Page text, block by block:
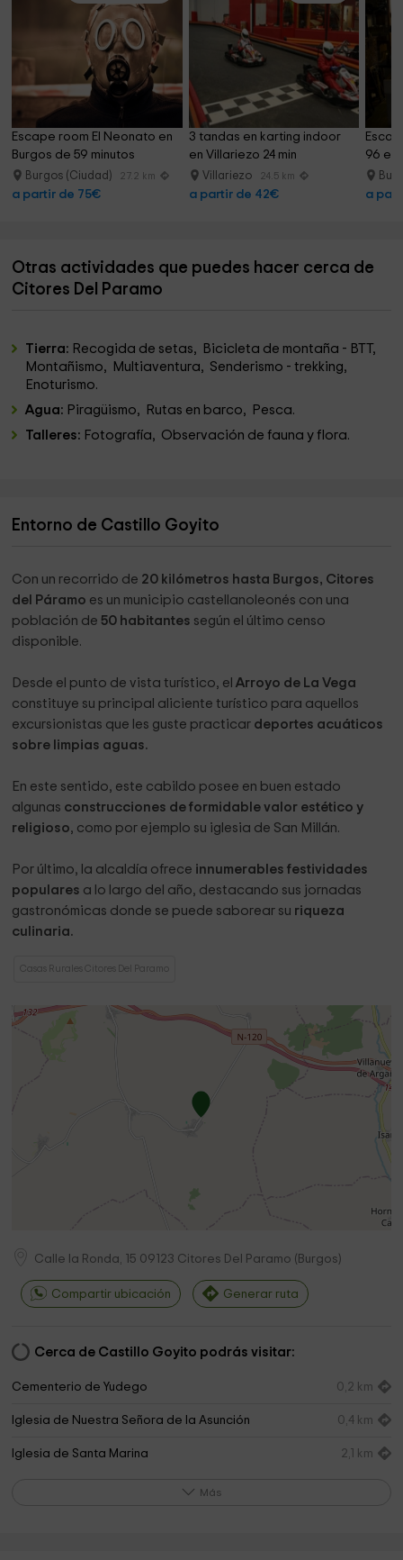
Escape room El Neonato en
Burgos de 59 minutos
Burgos (Ciudad) 27.2 km
a partir de 75€
3 tandas en karting indoor
en Villariezo 24 min
Villariezo 24.5 km
a partir de 42€
96 en
a
Otras actividades que puedes hacer cerca de
Citores Del Paramo
Tierra: Recogida de setas, Bicicleta de montaña - BTT,
Montañismo, Multiaventura, Senderismo - trekking,
Enoturismo.
Agua: Piragüismo, Rutas en barco, Pesca.
Talleres: Fotografía, Observación de fauna y flora.
Entorno de Castillo Goyito
Con un recorrido de 20 kilómetros hasta Burgos, Citores
del Páramo es un municipio castellanoleonés con una
población de 50 habitantes según el último censo
disponible.
Desde el punto de vista turístico, el Arroyo de La Vega
constituye su principal aliciente turístico para aquellos
excursionistas que les guste practicar deportes acuáticos
sobre limpias aguas.
En este sentido, este cabildo posee en buen estado
algunas construcciones de formidable valor estético y
religioso, como por ejemplo su iglesia de San Millán.
Por último, la alcaldía ofrece innumerables festividades
populares a lo largo del año, destacando sus jornadas
gastronómicas donde se puede saborear su riqueza
culinaria.
Casas Rurales Citores Del Paramo
Calle la Ronda, 15 09123 Citores Del Paramo ( Burgos)
Compartir ubicación Generar ruta
Cerca de Castillo Goyito podrás visitar:
Cementerio de Yudego 0,2 km
Iglesia de Nuestra Señora de la Asunción 0,4 km
Iglesia de Santa Marina 2,1 km
Iglesia de La Asunción s.XVI-XVII Más